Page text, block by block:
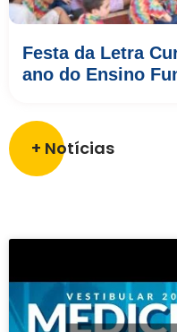
Festa da Letra
ano do Ensino
+ Notícias